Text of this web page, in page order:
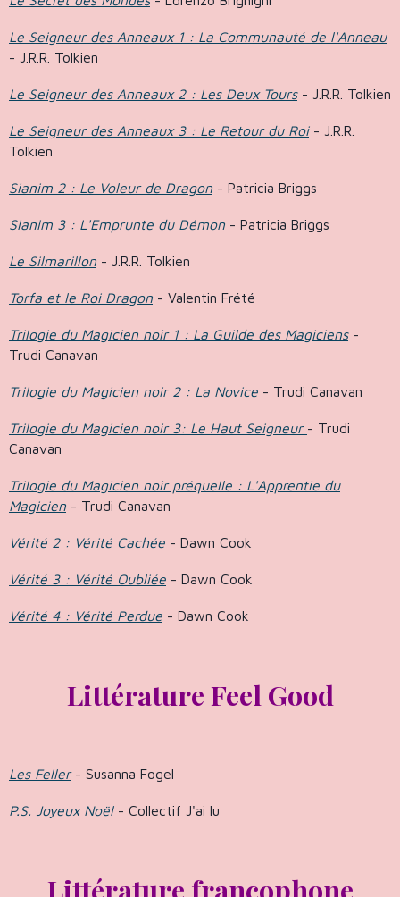
Le Seigneur des Anneaux 1 : La Communauté de l'Anneau
- J.R.R. Tolkien
Le Seigneur des Anneaux 2 : Les Deux Tours- J.R.R. Tolkien
Le Seigneur des Anneaux 3 : Le Retour du Roi- J.R.R.
Tolkien
Sianim 2 : Le Voleur de Dragon - Patricia Briggs
Sianim 3 : L'Emprunte du Démon - Patricia Briggs
Le Silmarillon - J.R.R. Tolkien
Torfa et le Roi Dragon - Valentin Frété
Trilogie du Magicien noir 1 : La Guilde des Magiciens-
Trudi Canavan
Trilogie du Magicien noir 2 : La Novice - Trudi Canavan
Trilogie du Magicien noir 3: Le Haut Seigneur - Trudi
Canavan
Trilogie du Magicien noir préquelle : L'Apprentie du
Magicien - Trudi Canavan
Vérité 2 : Vérité Cachée - Dawn Cook
Vérité 3 : Vérité Oubliée - Dawn Cook
Vérité 4 : Vérité Perdue - Dawn Cook
Littérature Feel Good
Les Feller- Susanna Fogel
P.S. Joyeux Noël- Collectif J'ai lu
Littérature francophone